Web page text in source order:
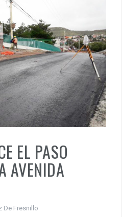
EL PASO
AVENIDA
De Fresnillo